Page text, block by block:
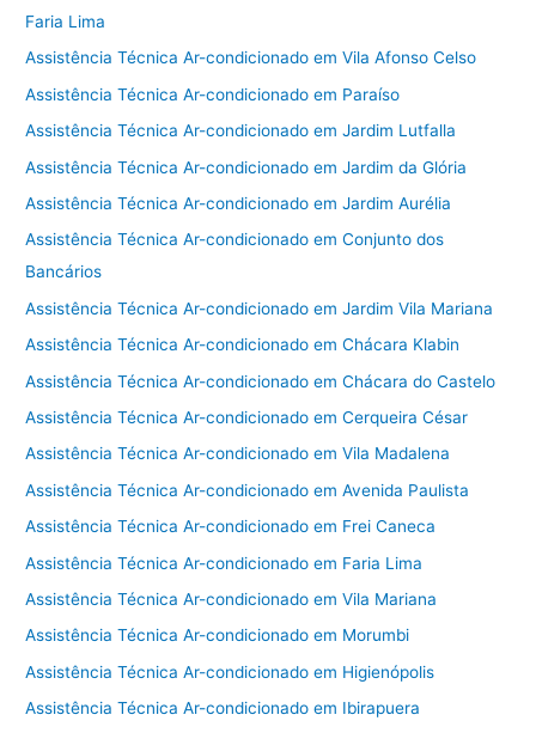
Faria Lima
Assistência Técnica Ar-condicionado em Vila Afonso Celso
Assistência Técnica Ar-condicionado em Paraíso
Assistência Técnica Ar-condicionado em Jardim Lutfalla
Assistência Técnica Ar-condicionado em Jardim da Glória
Assistência Técnica Ar-condicionado em Jardim Aurélia
Assistência Técnica Ar-condicionado em Conjunto dos
Bancários
Assistência Técnica Ar-condicionado em Jardim Vila Mariana
Assistência Técnica Ar-condicionado em Chácara Klabin
Assistência Técnica Ar-condicionado em Chácara do Castelo
Assistência Técnica Ar-condicionado em Cerqueira César
Assistência Técnica Ar-condicionado em Vila Madalena
Assistência Técnica Ar-condicionado em Avenida Paulista
Assistência Técnica Ar-condicionado em Frei Caneca
Assistência Técnica Ar-condicionado em Faria Lima
Assistência Técnica Ar-condicionado em Vila Mariana
Assistência Técnica Ar-condicionado em Morumbi
Assistência Técnica Ar-condicionado em Higienópolis
Assistência Técnica Ar-condicionado em Ibirapuera